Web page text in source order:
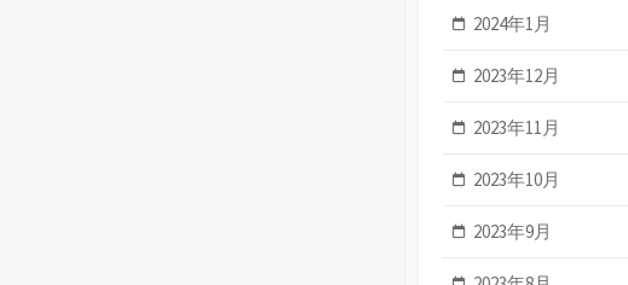
2024年1月
2023年12月
2023年11月
2023年10月
2023年9月